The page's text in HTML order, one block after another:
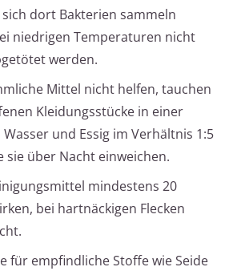
dort Bakterien sammeln
niedrigen Temperaturen nicht
werden.
Mittel nicht helfen, tauchen
Kleidungsstücke in einer
und Essig im Verhältnis 1:5
sie über Nacht einweichen.
mindestens 20
bei hartnäckigen Flecken
für empfindliche Stoffe wie Seide